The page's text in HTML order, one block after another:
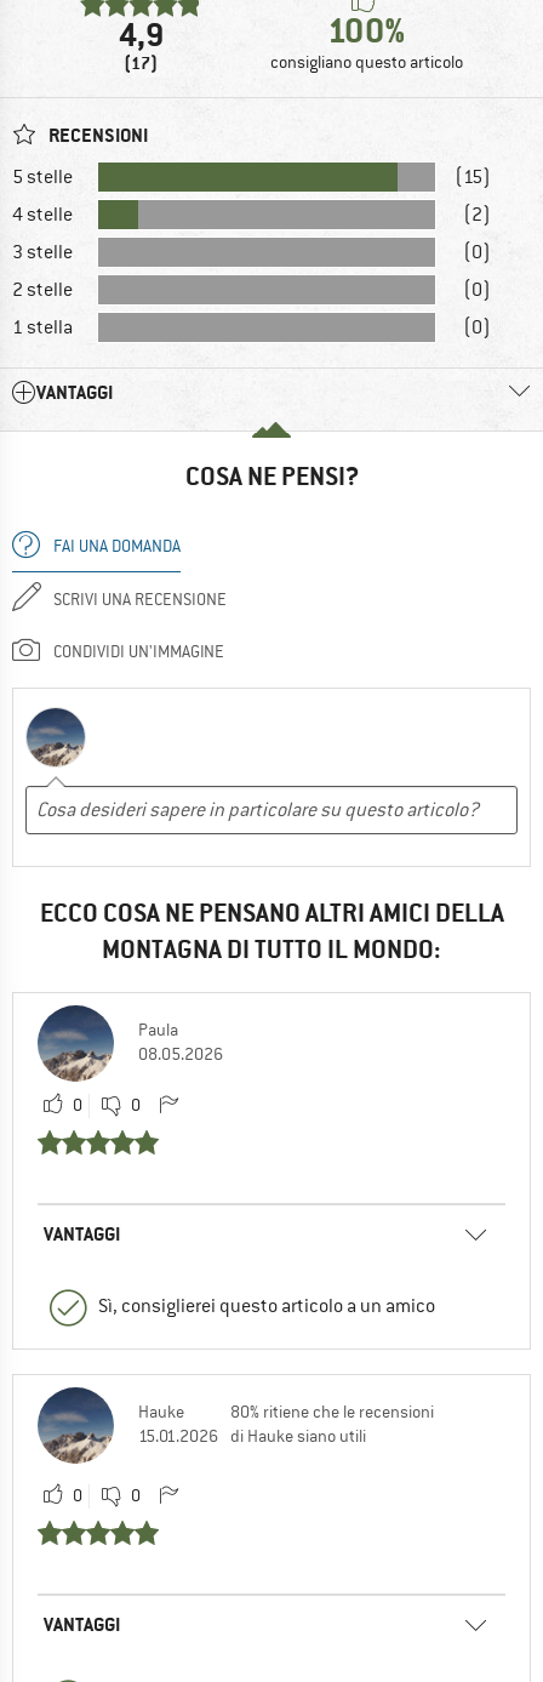
4,9
(17)
100%
consigliano questo articolo
RECENSIONI
5 stelle
(15)
4 stelle
(2)
3 stelle
(0)
2 stelle
(0)
1 stella
(0)
VANTAGGI
COSA NE PENSI?
FAI UNA DOMANDA
SCRIVI UNA RECENSIONE
CONDIVIDI UN'IMMAGINE
ECCO COSA NE PENSANO ALTRI AMICI DELLA
MONTAGNA DI TUTTO IL MONDO:
Paula
08.05.2026
0 0
VANTAGGI
Sì, consiglierei questo articolo a un amico
Hauke
15.01.2026
80% ritiene che le recensioni
di Hauke siano utili
0 0
VANTAGGI